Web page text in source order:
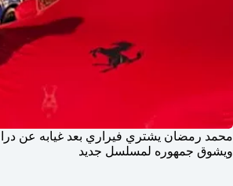
محمد رمضان يشتري فيراري بعد غيابه عن
ويشوق جمهوره لمسلسل جديد